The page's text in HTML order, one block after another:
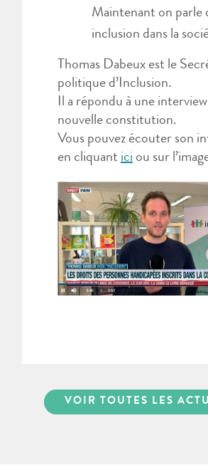
Maintenant on parle
inclusion dans la
Thomas Dabeux est le
politique d’Inclusion.
Il a répondu à une
nouvelle constitution.
Vous pouvez écouter son
en cliquant ici ou sur
VOIR TOUTES LES